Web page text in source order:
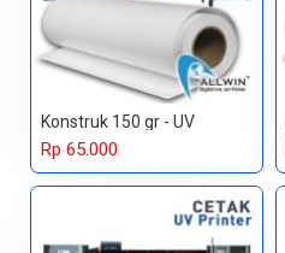
Konstruk 150 gr - UV
Rp 65.000